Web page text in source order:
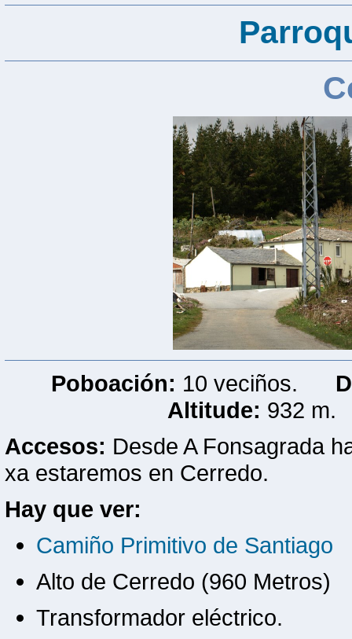
Poboación: 10 veciños.
Altitude: 932
Accesos: Desde A Fonsagrada
xa estaremos en Cerredo.
Hay que ver:
Camiño Primitivo de Santiago
Alto de Cerredo (960 Metros)
Transformador eléctrico.